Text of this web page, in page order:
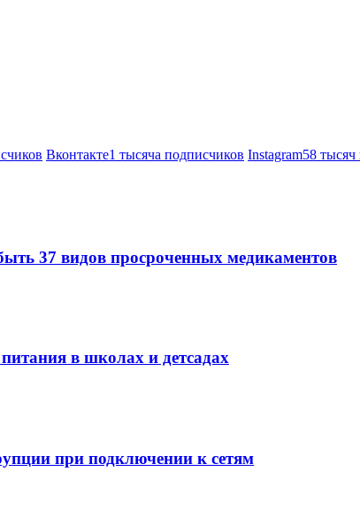
Вконтакте1 тысяча подписчиков Instagram58 тысяч
37 видов просроченных медикаментов
в школах и детсадах
при подключении к сетям